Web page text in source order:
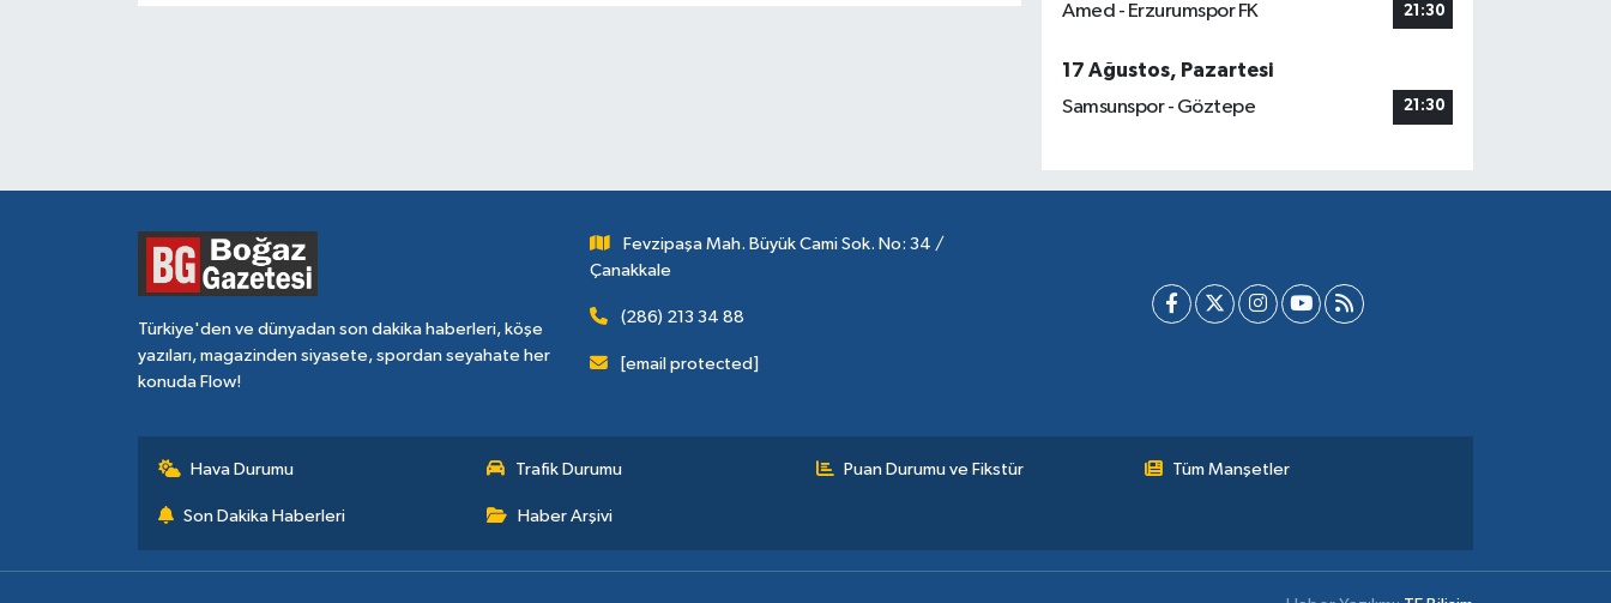
Amed - Erzurumspor FK 21:30
17 Ağustos, Pazartesi
Samsunspor - Göztepe
21:30
Türkiye'den ve dünyadan son dakika haberleri, köşe
yazıları, magazinden siyasete, spordan seyahate her
konuda Flow!
Fevzipaşa Mah. Büyük Cami Sok. No: 34 /
Çanakkale
(286) 213 34 88
[email protected]
Hava Durumu Trafik Durumu Puan Durumu ve Fikstür Tüm Manşetler
Son Dakika Haberleri Haber Arşivi